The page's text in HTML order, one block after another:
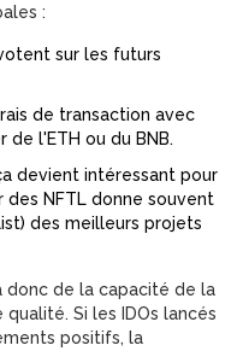
:
sur les futurs
de transaction avec
de l'ETH ou du BNB.
devient intéressant pour
des NFTL donne souvent
des meilleurs projets
donc de la capacité de la
Si les IDOs lancés
positifs, la